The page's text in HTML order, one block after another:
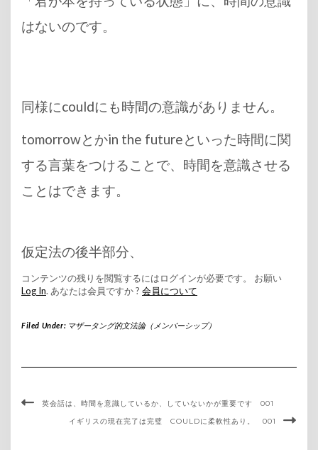
はないのです。
同様にcouldにも時間の意識がありません。
tomorrowとかin the futureといった時間に関
する言葉をつけることで、時間を意識させる
ことはできます。
仮定法の後半部分、
コンテンツの残りを閲覧するにはログインが必要です。 お願い
Log In. あなたは会員ですか ? 会員について
Filed Under: マザータング的文法論（メンバーシップ）
英会話は、時間を意識しているか、していないかが重要です 001
イギリスの現在完了は完璧 COULDに柔軟性あり。 001